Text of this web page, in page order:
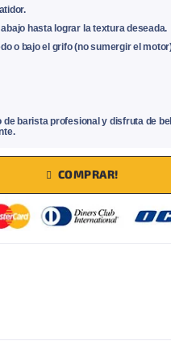
hasta lograr la textura deseada.
o bajo el grifo (no sumergir el
barista profesional y disfruta de
COMPRAR!